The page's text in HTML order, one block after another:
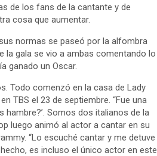
de los fans de la cantante y de
cosa que aumentar.
normas se paseó por la alfombra
la gala se vio a ambas comentando lo
ganado un Oscar.
Todo comenzó en la casa de Lady
TBS el 23 de septiembre. “Fue una
hambre?’. Somos dos italianos de la
luego animó al actor a cantar en su
“Lo escuché cantar y me detuve
es incluso el único actor en este